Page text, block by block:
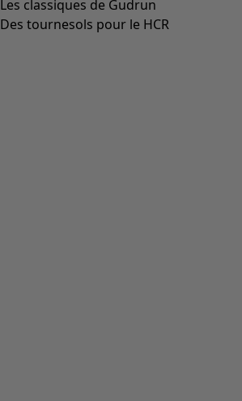
Les classiques de Gudrun
Des tournesols pour le HCR